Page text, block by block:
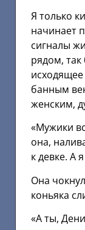
Я только
начинает
сигналы
рядом, так
банным
женским,
«Мужики
она,
к девке. А
Она
коньяка
«А ты,